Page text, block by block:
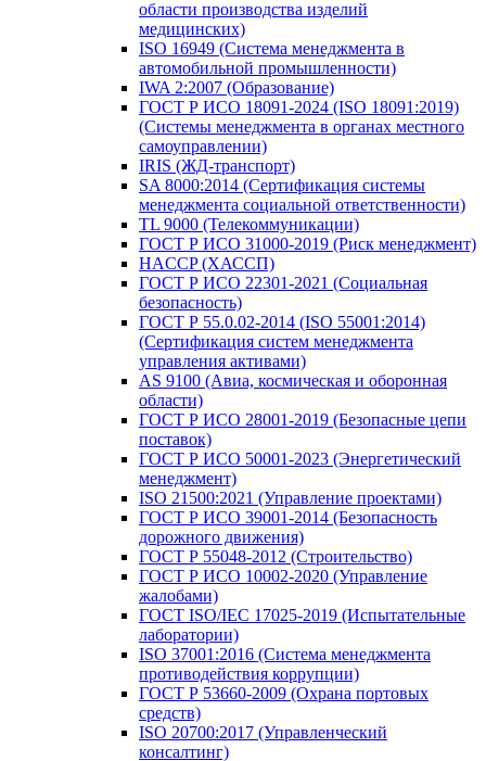
области производства изделий
медицинских)
ISO 16949 (Система менеджмента в
автомобильной промышленности)
IWA 2:2007 (Образование)
ГОСТ Р ИСО 18091-2024 (ISO 18091:2019)
(Системы менеджмента в органах местного
самоуправлении)
IRIS (ЖД-транспорт)
SA 8000:2014 (Сертификация системы
менеджмента социальной ответственности)
TL 9000 (Телекоммуникации)
ГОСТ Р ИСО 31000-2019 (Риск менеджмент)
HACCP (ХАССП)
ГОСТ Р ИСО 22301-2021 (Социальная
безопасность)
ГОСТ Р 55.0.02-2014 (ISO 55001:2014)
(Сертификация систем менеджмента
управления активами)
AS 9100 (Авиа, космическая и оборонная
области)
ГОСТ Р ИСО 28001-2019 (Безопасные цепи
поставок)
ГОСТ Р ИСО 50001-2023 (Энергетический
менеджмент)
ISO 21500:2021 (Управление проектами)
ГОСТ Р ИСО 39001-2014 (Безопасность
дорожного движения)
ГОСТ Р 55048-2012 (Строительство)
ГОСТ Р ИСО 10002-2020 (Управление
жалобами)
ГОСТ ISO/IEC 17025-2019 (Испытательные
лаборатории)
ISO 37001:2016 (Система менеджмента
противодействия коррупции)
ГОСТ Р 53660-2009 (Охрана портовых
средств)
ISO 20700:2017 (Управленческий
консалтинг)